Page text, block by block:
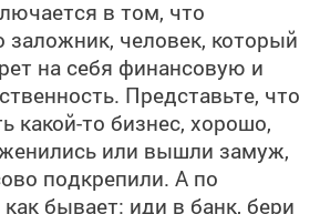
в том, что
заложник, человек, который
на себя финансовую и
Представьте, что
какой-то бизнес, хорошо,
или вышли замуж,
подкрепили. А по
бывает: иди в банк, бери